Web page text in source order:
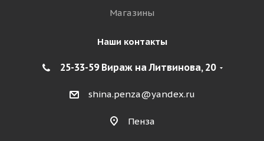
Магазины
Наши контакты
25-33-59 Вираж на Литвинова, 20
shina.penza@yandex.ru
Пенза